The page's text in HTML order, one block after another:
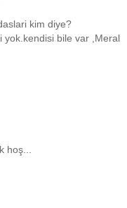
kim diye?
yok.kendisi bile var ,Meral
hoş...